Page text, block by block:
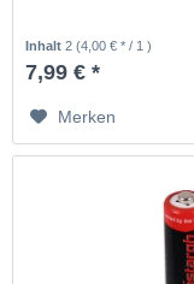
Inhalt2(4,00 € * / 1 )
7,99 € *
Merken